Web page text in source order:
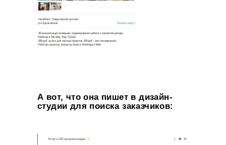
А вот, что она пишет в дизайн-
студии для поиска заказчиков:
Согласие на обработку персональных данных
НАШИ ПАРТНЕРЫ: